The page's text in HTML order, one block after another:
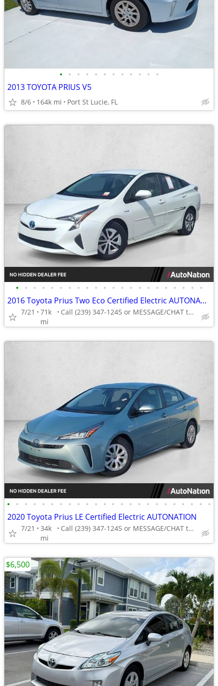
• • • • • • • • • • • •
2013 TOYOTA PRIUS V5
8/6 164k mi Port St Lucie, FL
• • • • • • • • • • • • • • • • • • • • • •
2016 Toyota Prius Two Eco Certified Electric AUTONATION
7/21
71k
mi
Call (239) 347-1245 or MESSAGE/CHAT to confirm availability
• • • • • • • • • • • • • • • • • • • • • • • •
2020 Toyota Prius LE Certified Electric AUTONATION
7/21
34k
mi
Call (239) 347-1245 or MESSAGE/CHAT to confirm availability
$6,500